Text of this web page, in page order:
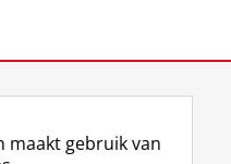
maakt gebruik van